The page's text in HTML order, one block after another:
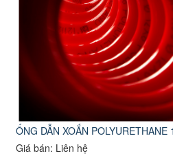
ỐNG DẪN XOẮN
Giá bán: Liên hệ